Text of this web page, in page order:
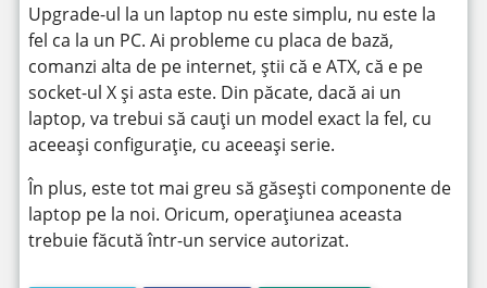
Upgrade-ul la un laptop nu este simplu, nu este la
fel ca la un PC. Ai probleme cu placa de bază,
comanzi alta de pe internet, știi că e ATX, că e pe
socket-ul X și asta este. Din păcate, dacă ai un
laptop, va trebui să cauți un model exact la fel, cu
aceeași configurație, cu aceeași serie.
În plus, este tot mai greu să găsești componente de
laptop pe la noi. Oricum, operațiunea aceasta
trebuie făcută într-un service autorizat.